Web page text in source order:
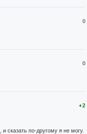
0
0
+2
сказать по-другому я не могу.